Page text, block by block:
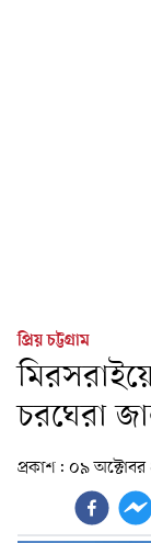
প্রিয় চট্টগ্রাম
চরঘেরা
প্রকাশ: ০৯